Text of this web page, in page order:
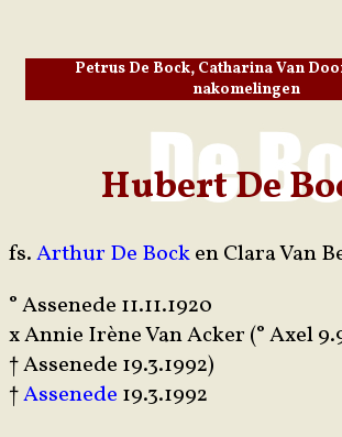
Petrus De Bock, Catharina Van
nakomelingen
Hubert De
fs.Arthur De Bocken Clara Van
° Assenede 11.11.1920
x Annie Irène Van Acker (° Axel
† Assenede 19.3.1992)
†Assenede 19.3.1992